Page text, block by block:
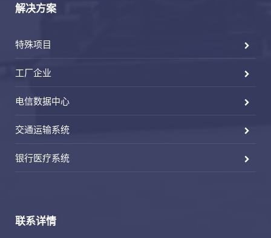
解决方案
特殊项目
工厂企业
电信数据中心
交通运输系统
银行医疗系统
联系详情